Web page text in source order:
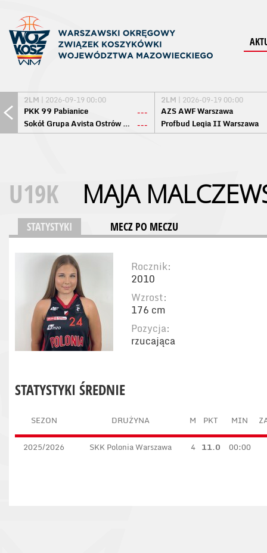
2LM | 2026-09-19 00:00
PKK 99 Pabianice
---
Sokół Grupa Avista Ostrów Maz. ---
2LM | 2026-09-19 00:00
AZS AWF Warszawa
Profbud Legia II Warszawa
U19K MAJA
STATYSTYKI MECZ PO MECZU
Rocznik:
2010
Wzrost:
176 cm
Pozycja:
rzucająca
STATYSTYKI ŚREDNIE
SEZON DRUŻYNA M PKT MIN
2025/2026 SKK Polonia Warszawa 4 11.0 00:00